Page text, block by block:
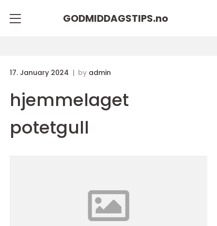
GODMIDDAGSTIPS.no
17. January 2024 by admin
hjemmelaget
potetgull